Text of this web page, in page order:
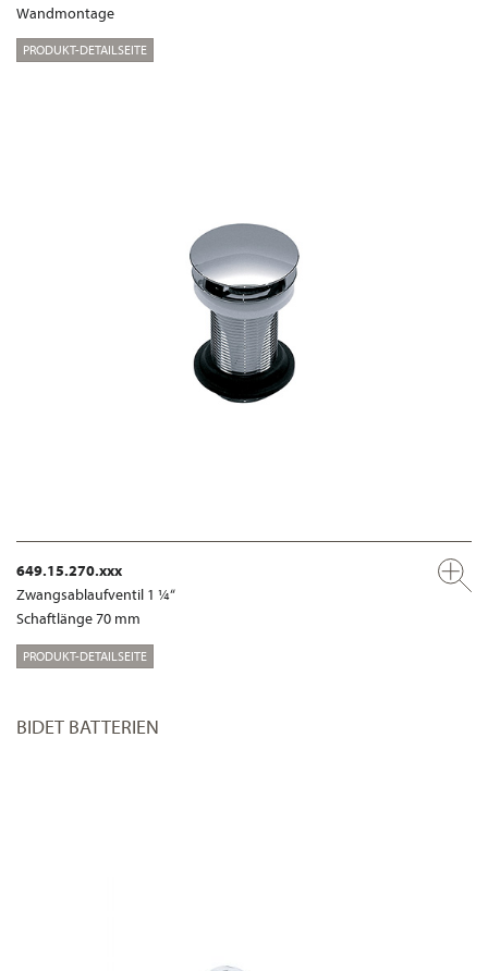
Wandmontage
PRODUKT-DETAILSEITE
649.15.270.xxx
Zwangsablaufventil 1 ¼“
Schaftlänge 70 mm
PRODUKT-DETAILSEITE
BIDET BATTERIEN